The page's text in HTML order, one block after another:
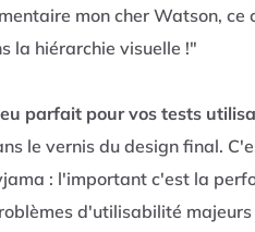
mon cher Watson,
la hiérarchie visuelle !"
parfait pour vos tests
le vernis du design final.
: l'important c'est la
d'utilisabilité